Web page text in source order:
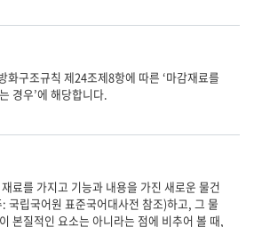
국립국어원 표준국어대사전 참조)하고, 그 물
본질적인 요소는 아니라는 점에 비추어 볼 때,